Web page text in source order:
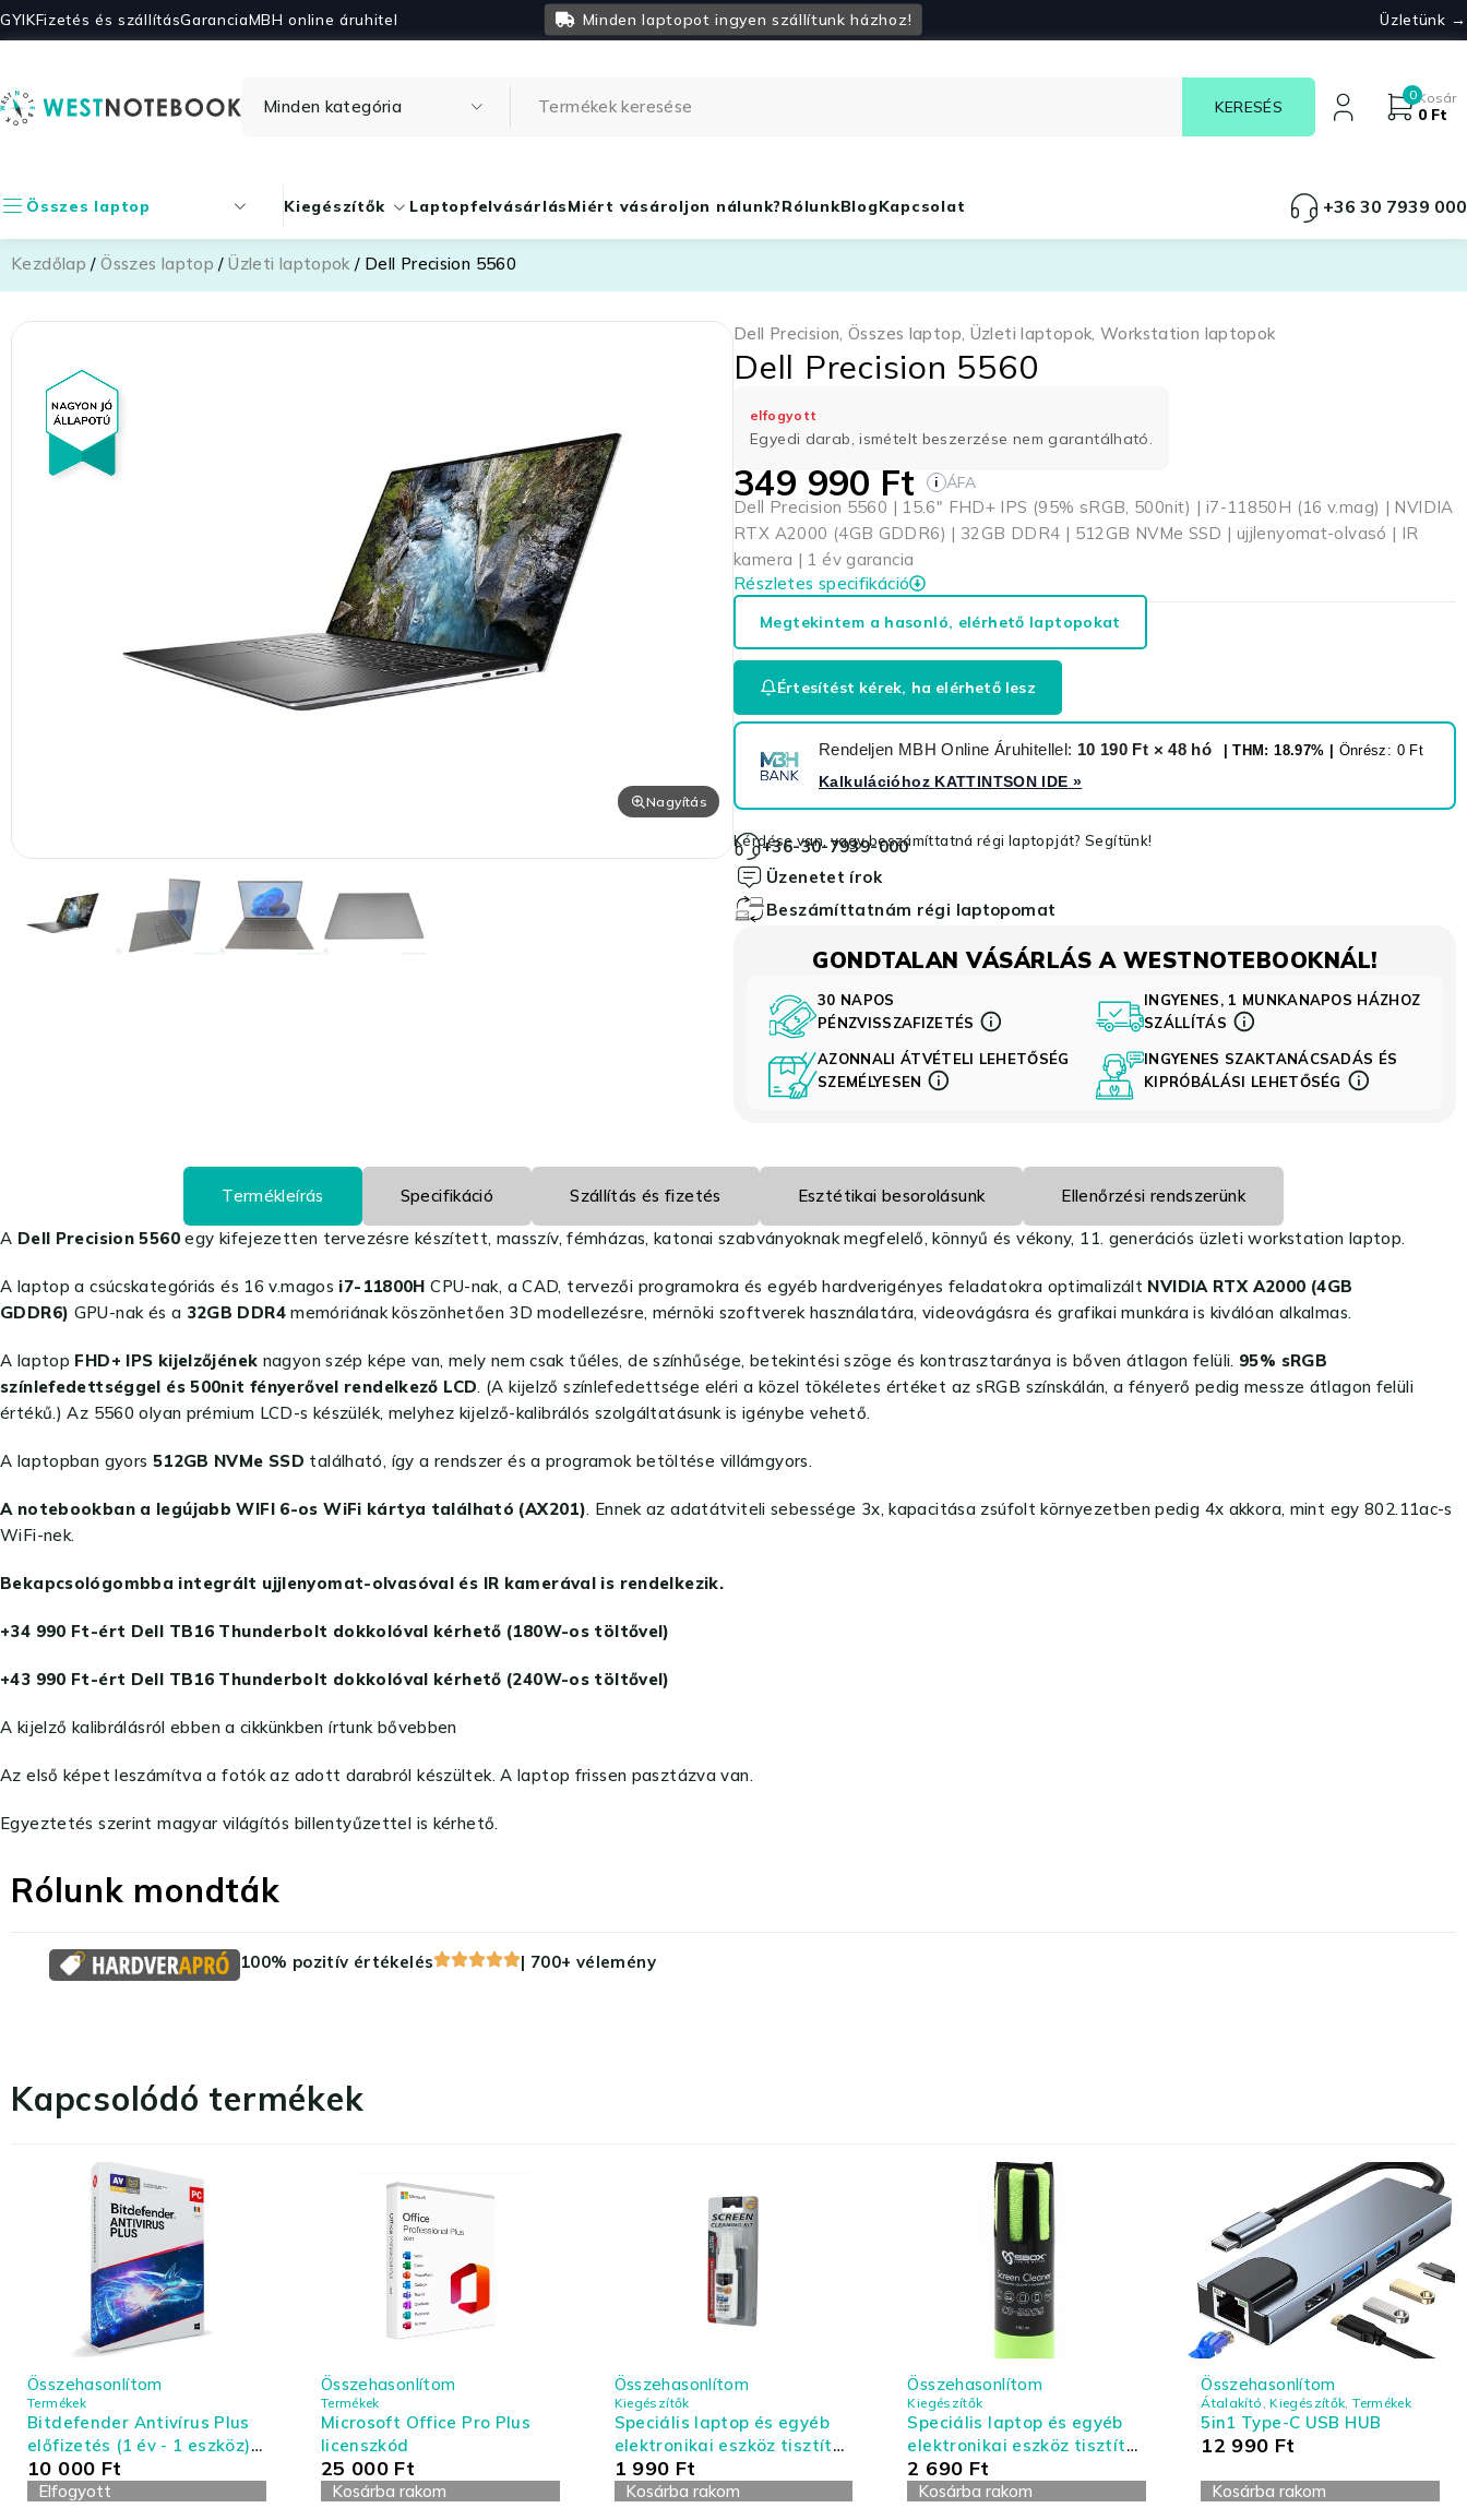
GYIKFizetés és szállításGarancia Minden laptopot ingyen szállítunk házhoz!
MBH online áruhitel Üzletünk →
0Kosár
0 Ft
Összes laptop Kiegészítők LaptopfelvásárlásMiért vásároljon nálunk?RólunkBlogKapcsolat +36 30 7939 000
Kezdőlap /Összes laptop /Üzleti laptopok / Dell Precision 5560
Nagyítás
Dell Precision, Összes laptop, Üzleti laptopok, Workstation laptopok
Dell Precision 5560
elfogyott
Egyedi darab, ismételt beszerzése nem garantálható.
349 990 Ft i ÁFA
Dell Precision 5560 | 15.6″ FHD+ IPS (95% sRGB, 500nit) | i7-11850H (16 v.mag) | NVIDIA
RTX A2000 (4GB GDDR6) | 32GB DDR4 | 512GB NVMe SSD | ujjlenyomat-olvasó | IR
kamera | 1 év garancia
Részletes specifikáció
Megtekintem a hasonló, elérhető laptopokat
Értesítést kérek, ha elérhető lesz
Rendeljen MBH Online Áruhitellel: 10 190 Ft × 48 hó | THM: 18.97% | Önrész: 0 Ft
Kalkulációhoz KATTINTSON IDE »
Kérdése van, vagy beszámíttatná régi laptopját? Segítünk!
+36-30-7939-000
Üzenetet írok
Beszámíttatnám régi laptopomat
GONDTALAN VÁSÁRLÁS A WESTNOTEBOOKNÁL!
30 NAPOS
PÉNZVISSZAFIZETÉS
INGYENES, 1 MUNKANAPOS HÁZHOZ
SZÁLLÍTÁS
AZONNALI ÁTVÉTELI LEHETŐSÉG
SZEMÉLYESEN
INGYENES SZAKTANÁCSADÁS ÉS
KIPRÓBÁLÁSI LEHETŐSÉG
Termékleírás Specifikáció Szállítás és fizetés Esztétikai besorolásunk Ellenőrzési rendszerünk
A Dell Precision 5560egy kifejezetten tervezésre készített, masszív, fémházas, katonai szabványoknak megfelelő, könnyű és vékony, 11. generációs üzleti workstation laptop.
A laptop a csúcskategóriás és 16 v.magos i7-11800HCPU-nak, a CAD, tervezői programokra és egyéb hardverigényes feladatokra optimalizált NVIDIA RTX A2000 (4GB
GDDR6) GPU-nak és a 32GB DDR4memóriának köszönhetően 3D modellezésre, mérnöki szoftverek használatára, videovágásra és grafikai munkára is kiválóan alkalmas.
A laptop FHD+ IPS kijelzőjének nagyon szép képe van, mely nem csak tűéles, de színhűsége, betekintési szöge és kontrasztaránya is bőven átlagon felüli. 95% sRGB
színlefedettséggel és 500nit fényerővel rendelkező LCD. (A kijelző színlefedettsége eléri a közel tökéletes értéket az sRGB színskálán, a fényerő pedig messze átlagon felüli
értékű.) Az 5560 olyan prémium LCD-s készülék, melyhez kijelző-kalibrálós szolgáltatásunk is igénybe vehető.
A laptopban gyors 512GB NVMe SSD található, így a rendszer és a programok betöltése villámgyors.
A notebookban a legújabb WIFI 6-os WiFi kártya található (AX201). Ennek az adatátviteli sebessége 3x, kapacitása zsúfolt környezetben pedig 4x akkora, mint egy 802.11ac-s
WiFi-nek.
Bekapcsológombba integrált ujjlenyomat-olvasóval és IR kamerával is rendelkezik.
+34 990 Ft-ért Dell TB16 Thunderbolt dokkolóval kérhető (180W-os töltővel)
+43 990 Ft-ért Dell TB16 Thunderbolt dokkolóval kérhető (240W-os töltővel)
A kijelző kalibrálásról ebben a cikkünkben írtunk bővebben
Az első képet leszámítva a fotók az adott darabról készültek. A laptop frissen pasztázva van.
Egyeztetés szerint magyar világítós billentyűzettel is kérhető.
Rólunk mondták
100% pozitív értékelés | 700+ vélemény
Kapcsolódó termékek
Termékek
Bitdefender Antivírus Plus
előfizetés (1 év - 1 eszköz) -
Antivírus és Tűzfal
Összehasonlítom
10 000 Ft
Elfogyott
Termékek
Microsoft Office Pro Plus
licenszkód
Összehasonlítom
25 000 Ft
Kosárba rakom
Kiegészítők
Speciális laptop és egyéb
elektronikai eszköz tisztító
készlet - kis kiszerelés
Összehasonlítom
1 990 Ft
Kosárba rakom
Kiegészítők
Speciális laptop és egyéb
elektronikai eszköz tisztító
készlet - nagy kiszerelés
Összehasonlítom
2 690 Ft
Kosárba rakom
Átalakító ,Kiegészítők,Termékek
5in1 Type-C USB HUB
Összehasonlítom
12 990 Ft
Kosárba rakom